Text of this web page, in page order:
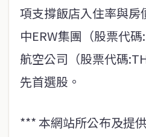
項支撐飯店入住率與房
中ERW集團（股票代
航空公司（股票代碼
先首選股。
*** 本網站所公布及提